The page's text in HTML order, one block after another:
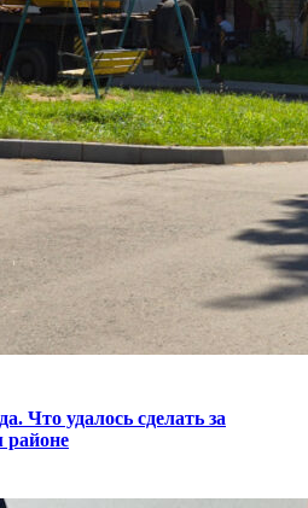
Что удалось сделать за
районе